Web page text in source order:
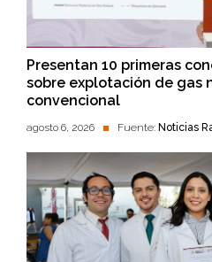
Presentan 10 primeras
sobre explotación de gas
convencional
agosto 6, 2026 Fuente: Noticias